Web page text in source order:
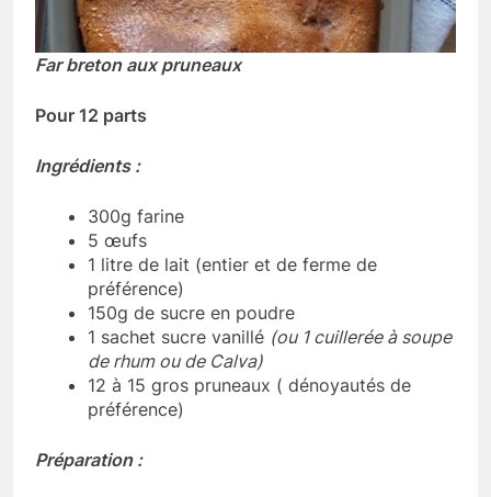
Far breton aux pruneaux
Pour 12 parts
Ingrédients :
300g farine
5 œufs
1 litre de lait (entier et de ferme de
préférence)
150g de sucre en poudre
1 sachet sucre vanillé (ou 1 cuillerée à soupe
de rhum ou de Calva)
12 à 15 gros pruneaux ( dénoyautés de
préférence)
Préparation :